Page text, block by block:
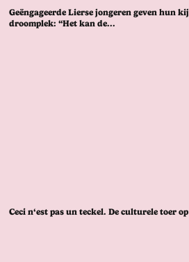
Geëngageerde Lierse jongeren geven hun
droomplek: “Het kan de...
Ceci n‘est pas un teckel. De culturele toer